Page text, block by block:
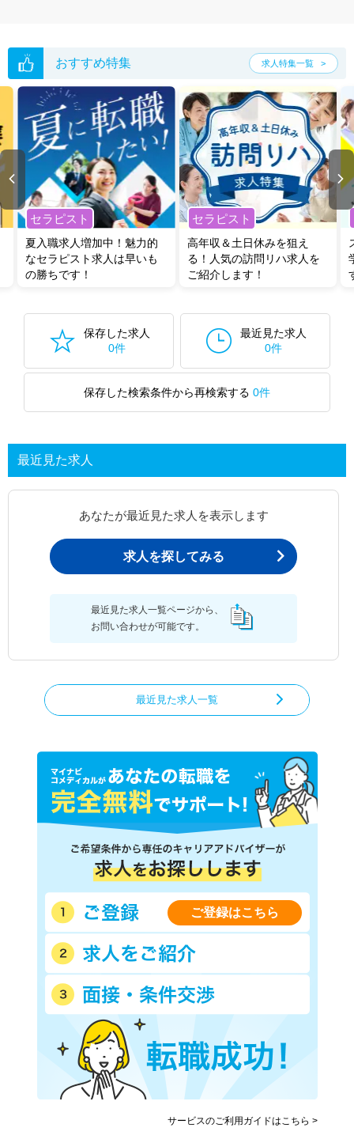
おすすめ特集 求人特集一覧
セラピスト
夏入職求人増加中！魅力的
なセラピスト求人は早いも
の勝ちです！
セラピスト
高年収＆土日休みを狙え
る！人気の訪問リハ求人を
ご紹介します！
保存した求人
0件
最近見た求人
0件
保存した検索条件から再検索する 0件
最近見た求人
あなたが最近見た求人を表示します
求人を探してみる
最近見た求人一覧ページから、
お問い合わせが可能です。
最近見た求人一覧
ご登録はこちら
サービスのご利用ガイドはこちら >